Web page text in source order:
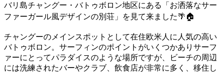
バリ島チャングー・バトゥボロン地区にある「お洒落なサー
ファーガール風デザインの別荘」を見て来ました🌴🏠
チャングーのメインスポットとして在住欧米人に人気の高い
バトゥボロン。サーフィンのポイントがいくつかありサーフ
ァーにとってパラダイスのような場所ですが、ビーチの周辺
には洗練されたバーやクラブ、飲食店が非常に多く、移住し